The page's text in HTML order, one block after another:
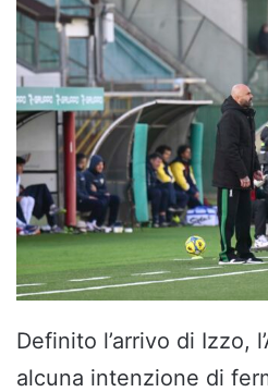
Definito l’arrivo di Izzo,
alcuna intenzione di